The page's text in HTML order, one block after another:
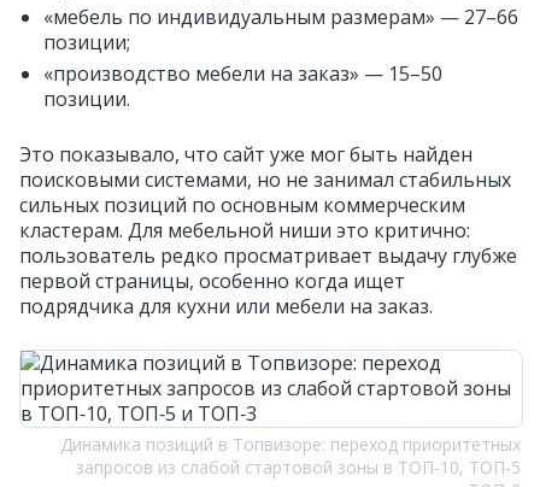
«мебель по индивидуальным размерам» — 27–66
позиции;
«производство мебели на заказ» — 15–50
позиции.
Это показывало, что сайт уже мог быть найден
поисковыми системами, но не занимал стабильных
сильных позиций по основным коммерческим
кластерам. Для мебельной ниши это критично:
пользователь редко просматривает выдачу глубже
первой страницы, особенно когда ищет
подрядчика для кухни или мебели на заказ.
Динамика позиций в Топвизоре: переход приоритетных
запросов из слабой стартовой зоны в ТОП‑10, ТОП‑5